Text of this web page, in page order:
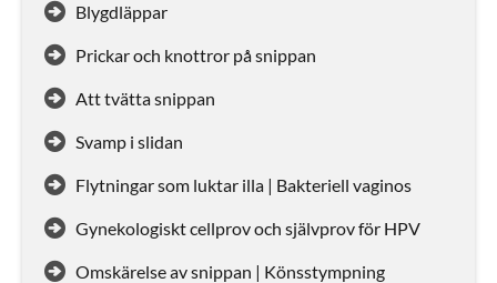
Blygdläppar
Prickar och knottror på snippan
Att tvätta snippan
Svamp i slidan
Flytningar som luktar illa | Bakteriell vaginos
Gynekologiskt cellprov och självprov för HPV
Omskärelse av snippan | Könsstympning